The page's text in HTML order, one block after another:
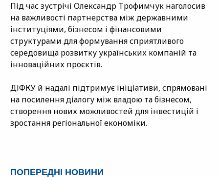
Під час зустрічі Олександр Трофимчук наголосив
на важливості партнерства між державними
інституціями, бізнесом і фінансовими
структурами для формування сприятливого
середовища розвитку українських компаній та
інноваційних проєктів.
ДІФКУ й надалі підтримує ініціативи, спрямовані
на посилення діалогу між владою та бізнесом,
створення нових можливостей для інвестицій і
зростання регіональної економіки.
ПОПЕРЕДНІ НОВИНИ